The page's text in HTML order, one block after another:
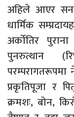
अहिले आएर
धार्मिक
अर्कोतिर
पुनरुत्थान
प्रकृतिपूजा र
क्रमशः, बोन,